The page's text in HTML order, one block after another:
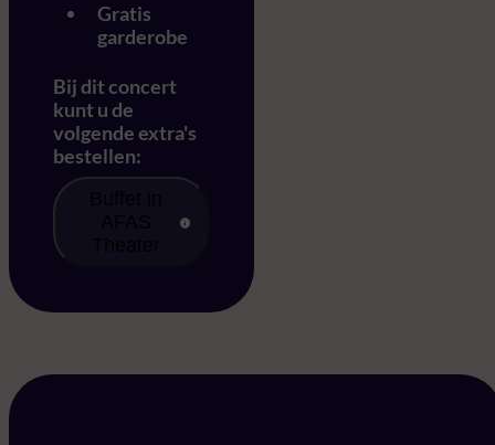
Gratis
garderobe
Bij dit concert
kunt u de
volgende extra's
bestellen:
Buffet in
AFAS
Theater